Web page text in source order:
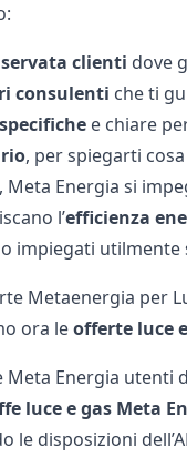
clienti dove
consulenti che ti
e chiare
, per spiegarti
Meta Energia si
l’efficienza
impiegati utilmente
Metaenergia per
ora leofferte luce
Meta Energia utenti
luce e gas Meta
le disposizioni